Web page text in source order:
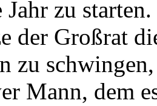
zu starten.
der Großrat
zu
Mann, dem